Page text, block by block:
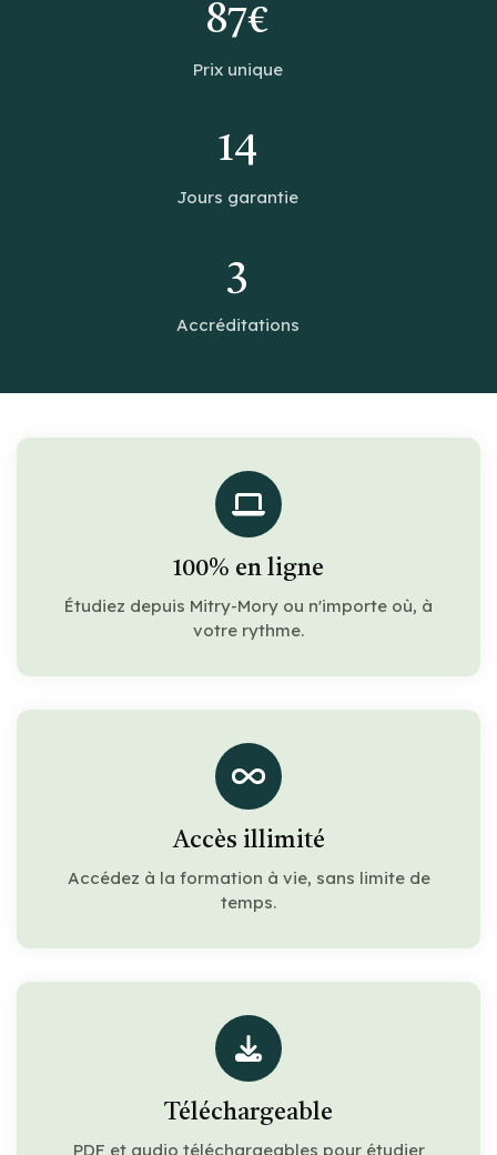
87€
Prix unique
14
Jours garantie
3
Accréditations
100% en ligne
Étudiez depuis Mitry-Mory ou n'importe où, à
votre rythme.
Accès illimité
Accédez à la formation à vie, sans limite de
temps.
Téléchargeable
PDF et audio téléchargeables pour étudier